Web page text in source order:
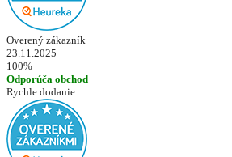
Overený zákazník
23.11.2025
100%
Odporúča obchod
Rychle dodanie